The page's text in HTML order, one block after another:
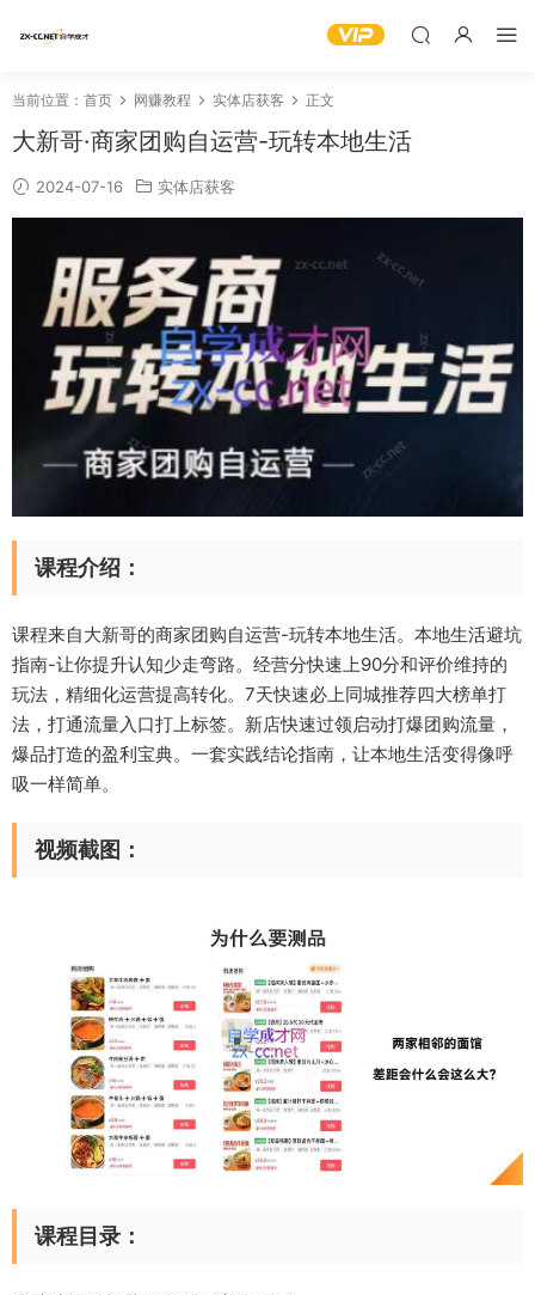
当前位置： 首页 网赚教程 实体店获客 正文
大新哥·商家团购自运营-玩转本地生活
2024-07-16 实体店获客
课程介绍：
课程来自大新哥的商家团购自运营-玩转本地生活。本地生活避坑
指南-让你提升认知少走弯路。经营分快速上90分和评价维持的
玩法，精细化运营提高转化。7天快速必上同城推荐四大榜单打
法，打通流量入口打上标签。新店快速过领启动打爆团购流量，
爆品打造的盈利宝典。一套实践结论指南，让本地生活变得像呼
吸一样简单。
视频截图：
课程目录：